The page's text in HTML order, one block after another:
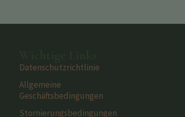
Datenschutzrichtlinie
Allgemeine
Geschäftsbedingungen
Stornierungsbedingungen